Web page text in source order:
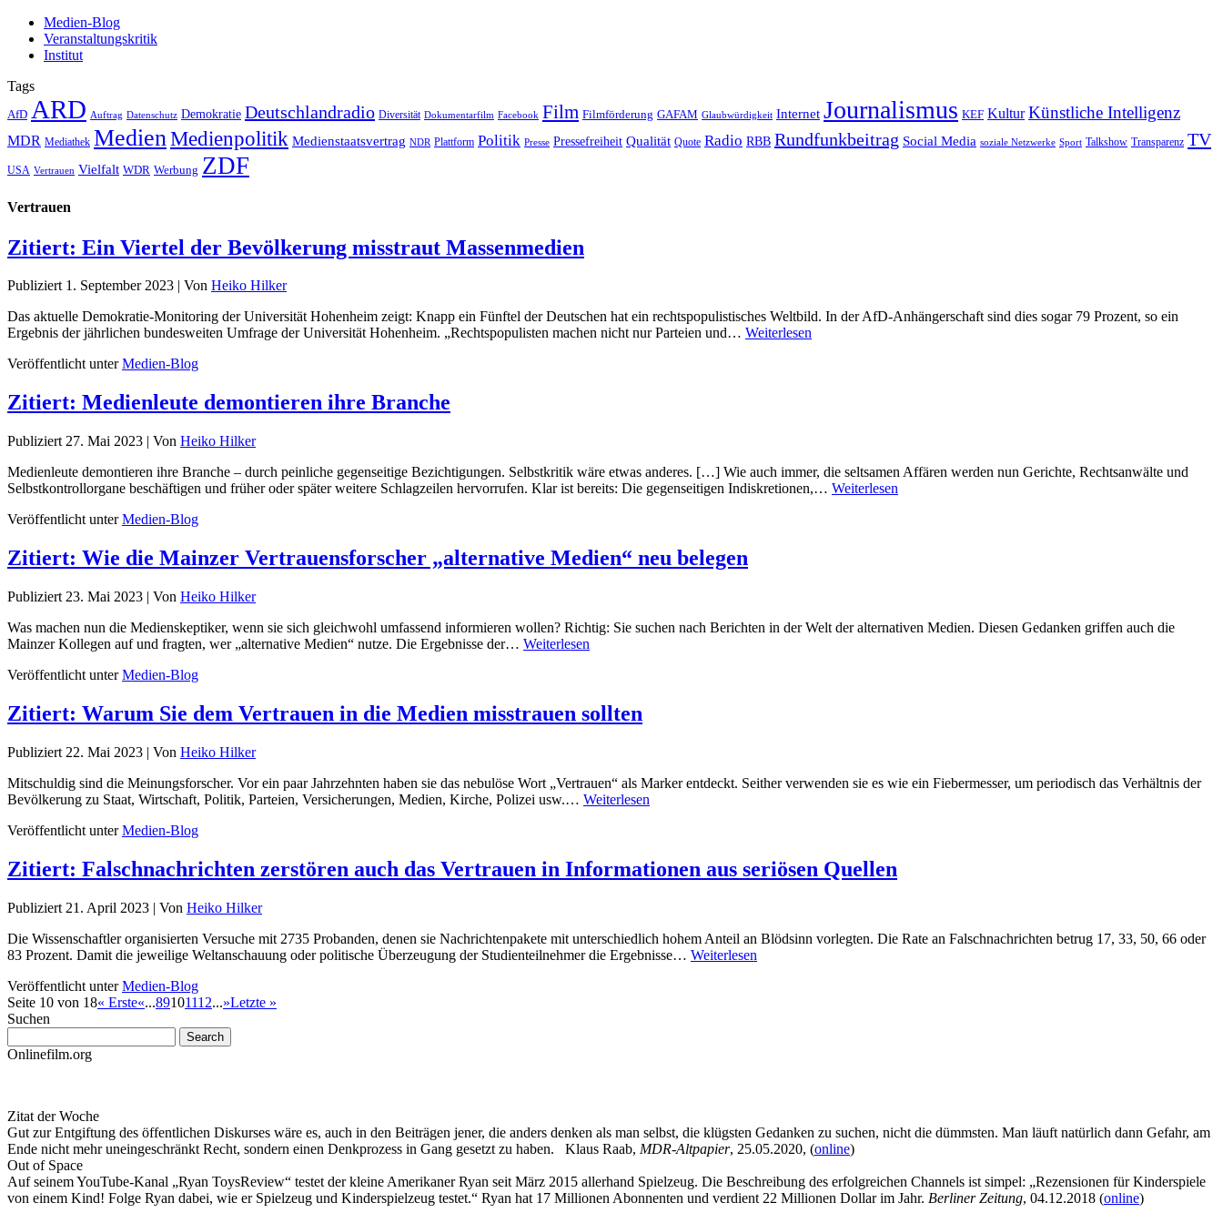
Medien-Blog
Veranstaltungskritik
Institut
Tags
AfD ARD Auftrag Datenschutz Demokratie Deutschlandradio Diversität Dokumentarfilm Facebook Film Filmförderung GAFAM Glaubwürdigkeit Internet Journalismus KEF Kultur Künstliche Intelligenz
MDR Mediathek MedienMedienpolitik Medienstaatsvertrag NDR Plattform Politik Presse Pressefreiheit Qualität Quote Radio RBB Rundfunkbeitrag Social Media soziale Netzwerke Sport Talkshow Transparenz TV
USA Vertrauen Vielfalt WDR Werbung ZDF
Vertrauen
Zitiert: Ein Viertel der Bevölkerung misstraut Massenmedien
Publiziert 1. September 2023 | Von Heiko Hilker
Das aktuelle Demokratie-Monitoring der Universität Hohenheim zeigt: Knapp ein Fünftel der Deutschen hat ein rechtspopulistisches Weltbild. In der AfD-Anhängerschaft sind dies sogar 79 Prozent, so ein
Ergebnis der jährlichen bundesweiten Umfrage der Universität Hohenheim. „Rechtspopulisten machen nicht nur Parteien und… Weiterlesen
Veröffentlicht unter Medien-Blog
Zitiert: Medienleute demontieren ihre Branche
Publiziert 27. Mai 2023 | Von Heiko Hilker
Medienleute demontieren ihre Branche – durch peinliche gegenseitige Bezichtigungen. Selbstkritik wäre etwas anderes. […] Wie auch immer, die seltsamen Affären werden nun Gerichte, Rechtsanwälte und
Selbstkontrollorgane beschäftigen und früher oder später weitere Schlagzeilen hervorrufen. Klar ist bereits: Die gegenseitigen Indiskretionen,… Weiterlesen
Veröffentlicht unter Medien-Blog
Zitiert: Wie die Mainzer Vertrauensforscher „alternative Medien“ neu belegen
Publiziert 23. Mai 2023 | Von Heiko Hilker
Was machen nun die Medienskeptiker, wenn sie sich gleichwohl umfassend informieren wollen? Richtig: Sie suchen nach Berichten in der Welt der alternativen Medien. Diesen Gedanken griffen auch die
Mainzer Kollegen auf und fragten, wer „alternative Medien“ nutze. Die Ergebnisse der… Weiterlesen
Veröffentlicht unter Medien-Blog
Zitiert: Warum Sie dem Vertrauen in die Medien misstrauen sollten
Publiziert 22. Mai 2023 | Von Heiko Hilker
Mitschuldig sind die Meinungsforscher. Vor ein paar Jahrzehnten haben sie das nebulöse Wort „Vertrauen“ als Marker entdeckt. Seither verwenden sie es wie ein Fiebermesser, um periodisch das Verhältnis der
Bevölkerung zu Staat, Wirtschaft, Politik, Parteien, Versicherungen, Medien, Kirche, Polizei usw.… Weiterlesen
Veröffentlicht unter Medien-Blog
Zitiert: Falschnachrichten zerstören auch das Vertrauen in Informationen aus seriösen Quellen
Publiziert 21. April 2023 | Von Heiko Hilker
Die Wissenschaftler organisierten Versuche mit 2735 Probanden, denen sie Nachrichtenpakete mit unterschiedlich hohem Anteil an Blödsinn vorlegten. Die Rate an Falschnachrichten betrug 17, 33, 50, 66 oder
83 Prozent. Damit die jeweilige Weltanschauung oder politische Überzeugung der Studienteilnehmer die Ergebnisse… Weiterlesen
Veröffentlicht unter Medien-Blog
Seite 10 von 18« Erste«...89101112...»Letzte »
Suchen
Onlinefilm.org
Zitat der Woche
Gut zur Entgiftung des öffentlichen Diskurses wäre es, auch in den Beiträgen jener, die anders denken als man selbst, die klügsten Gedanken zu suchen, nicht die dümmsten. Man läuft natürlich dann Gefahr, am
Ende nicht mehr uneingeschränkt Recht, sondern einen Denkprozess in Gang gesetzt zu haben. Klaus Raab, MDR-Altpapier, 25.05.2020, (online)
Out of Space
Auf seinem YouTube-Kanal „Ryan ToysReview“ testet der kleine Amerikaner Ryan seit März 2015 allerhand Spielzeug. Die Beschreibung des erfolgreichen Channels ist simpel: „Rezensionen für Kinderspiele
von einem Kind! Folge Ryan dabei, wie er Spielzeug und Kinderspielzeug testet.“ Ryan hat 17 Millionen Abonnenten und verdient 22 Millionen Dollar im Jahr. Berliner Zeitung, 04.12.2018 (online)